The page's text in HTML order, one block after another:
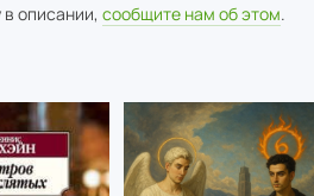
описании, сообщите нам об этом.